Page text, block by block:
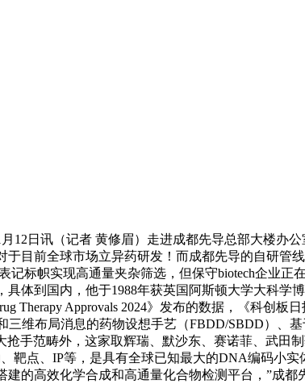
日讯（记者 黄修眉）走进成都先导总部大楼办
目前全球市场立异药研发！而成都先导的自研管
标帜实现高通量夹杂筛选，但保守biotech企业正
体到国内，他于1988年获英国阿斯顿大学大科学
Therapy Approvals 2024》发布的数据，《科创板
维布局消息的药物设想手艺（FBDD/SBDD）、
手范畴外，这家取辉瑞、默沙东、赛诺菲、武
点、IP等，是具有全球已知最大的DNA编码小
的高效化学合成和高通量化合物检测平台，”成